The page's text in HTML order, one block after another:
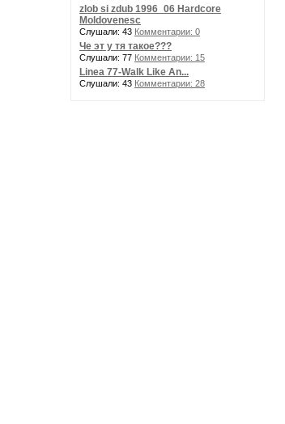
zlob si zdub 1996_06 Hardcore
Moldovenesc
Слушали: 43 Комментарии: 0
Че эт у тя такое???
Слушали: 77 Комментарии: 15
Linea 77-Walk Like An...
Слушали: 43 Комментарии: 28